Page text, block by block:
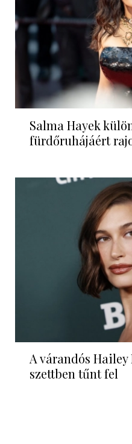
Salma Hayek
fürdőruhájáért
A várandós
szettben tűnt fel